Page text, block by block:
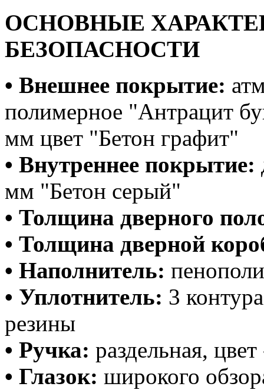
ОСНОВНЫЕ
БЕЗОПАСНОСТИ
• Внешнее покрытие:
полимерное "Антрацит
мм цвет "Бетон графит"
• Внутреннее покрытие:
мм "Бетон серый"
• Толщина дверного
• Толщина дверной
• Наполнитель:
• Уплотнитель: 3
резины
• Ручка: раздельная,
• Глазок: широкого